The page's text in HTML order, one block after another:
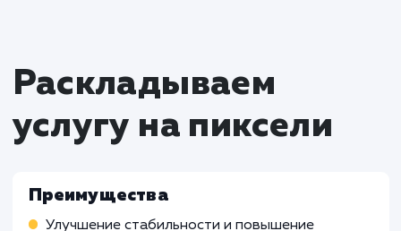
Кому не подходит данный
Малые статические веб-сайты: Если
возможности сервера NGINX могут быть